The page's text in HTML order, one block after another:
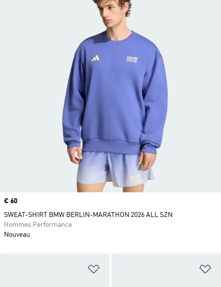
Ajouter à la Liste de produits
Prix
€ 60
SWEAT-SHIRT BMW BERLIN-MARATHON 2026 ALL SZN
Hommes Performance
Nouveau